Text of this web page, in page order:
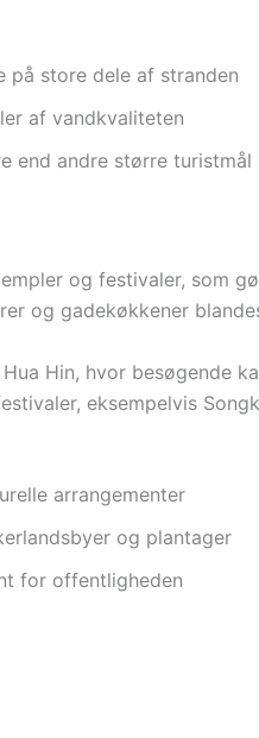
på store dele af stranden
af vandkvaliteten
end andre større turistmål
og festivaler, som
og gadekøkkener
Hin, hvor besøgende
eksempelvis
arrangementer
og plantager
for offentligheden